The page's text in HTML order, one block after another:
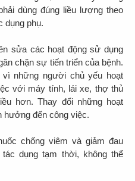
dùng đúng liều lượng theo
dụng phụ.
sửa các hoạt động sử dụng
chặn sự tiến triển của bệnh.
những người chủ yếu hoạt
với máy tính, lái xe, thợ thủ
hơn. Thay đổi những hoạt
hưởng đến công việc.
chống viêm và giảm đau
dụng tạm thời, không thể